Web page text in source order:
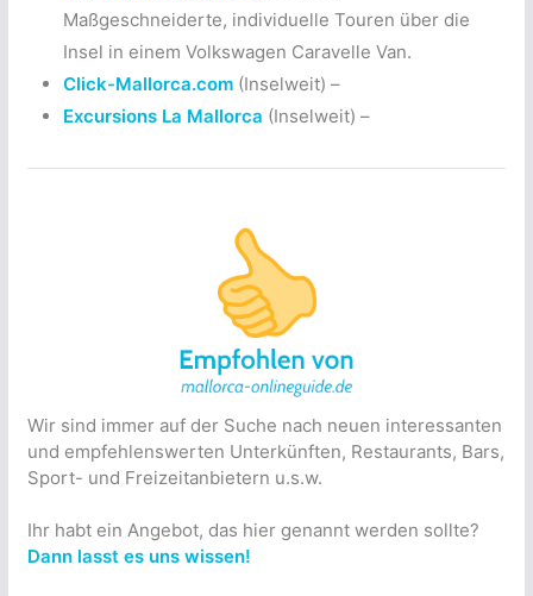
Maßgeschneiderte, individuelle Touren über die
Insel in einem Volkswagen Caravelle Van.
Click-Mallorca.com(Inselweit) –
Excursions La Mallorca (Inselweit) –
Wir sind immer auf der Suche nach neuen interessanten
und empfehlenswerten Unterkünften, Restaurants, Bars,
Sport- und Freizeitanbietern u.s.w.
Ihr habt ein Angebot, das hier genannt werden sollte?
Dann lasst es uns wissen!